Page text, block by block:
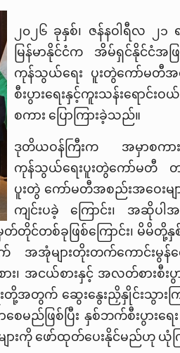
၂၀၂၆ ခုနှစ်၊ ဇန်နဝါရီလ ၂၁
မြန်မာနိုင်ငံက အိမ်ရှင်နိုင်ငံအ
ကုန်သွယ်ရေး ပူးတွဲကော်မတီ
စီးပွားရေးနှင့်ကူးသန်းရောင်းဝယ်
စကား ပြောကြားခဲ့သည်။
ဒုတိယဝန်ကြီးက အမှာစကားပ
ကုန်သွယ်ရေးပူးတွဲကော်မတီ တ
ပူးတွဲ ကော်မတီအစည်းအဝေးမ
ကျင်းပခဲ့ ကြောင်း၊ အဆိုပ
မှတ်တိုင်တစ်ခုဖြစ်‌ကြောင်း၊
အအုံများတိုးတက်ကောင်းမွန်
း၊ အငယ်စားနှင့် အလတ်စားစီးပွာ
ရေးတို့အတွက် ဆွေးနွေးညှိနှိုင်းသွ
စေမည်ဖြစ်ပြီး နှစ်ဘက်စီးပွ
ျားကို ဖော်ထုတ်ပေးနိုင်မည်ဟု ယုံ